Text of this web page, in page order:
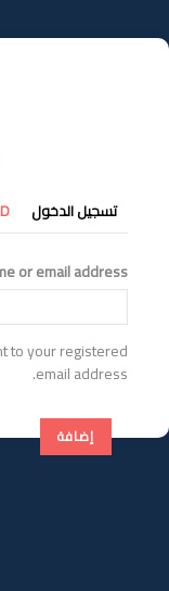
إلى
المحتوى
التبويبات
الأساسية
تسجيل الدخول
or email address
to your registered
email address.